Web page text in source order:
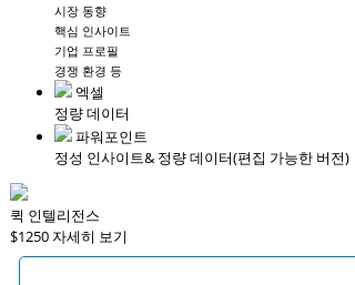
시장 동향
핵심 인사이트
기업 프로필
경쟁 환경 등
엑셀
정량 데이터
파워포인트
정성 인사이트& 정량 데이터(편집 가능한 버전)
퀵 인텔리전스
$1250자세히 보기